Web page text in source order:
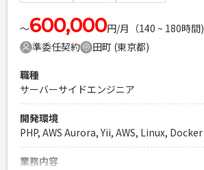
Laravelを用いた開発経験1年以上
エンジニア複数人のチームでの開発経験
〜600,000円/月（140 ~ 180時間)
準委任契約
田町 (東京都)
職種
サーバーサイドエンジニア
開発環境
PHP, AWS Aurora, Yii, AWS, Linux, Docker
業務内容